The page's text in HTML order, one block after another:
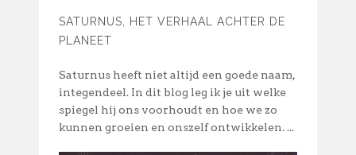
SATURNUS, HET VERHAAL ACHTER DE
PLANEET
Saturnus heeft niet altijd een goede naam,
integendeel. In dit blog leg ik je uit welke
spiegel hij ons voorhoudt en hoe we zo
kunnen groeien en onszelf ontwikkelen. ...